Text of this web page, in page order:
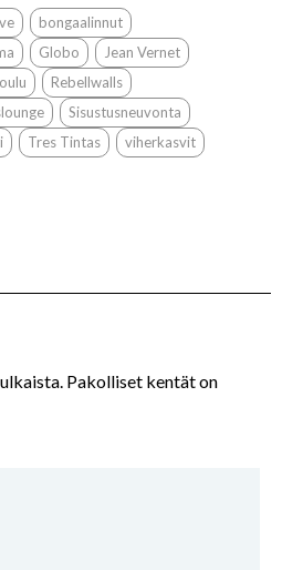
bongaalinnut
Globo
Jean Vernet
Rebellwalls
Sisustusneuvonta
Tres Tintas viherkasvit
Pakolliset kentät on